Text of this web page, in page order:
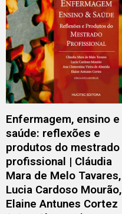
Enfermagem, ensino e
saúde: reflexões e
produtos do mestrado
profissional | Cláudia
Mara de Melo Tavares,
Lucia Cardoso Mourão,
Elaine Antunes Cortez